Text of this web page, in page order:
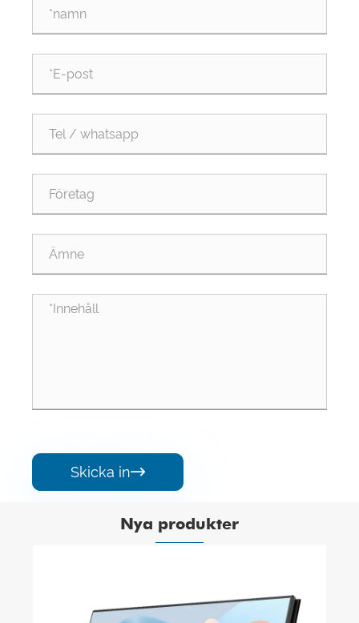
Skicka in
Nya produkter